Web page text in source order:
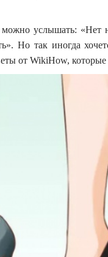
услышать: «Нет
Но так иногда
от WikiHow,